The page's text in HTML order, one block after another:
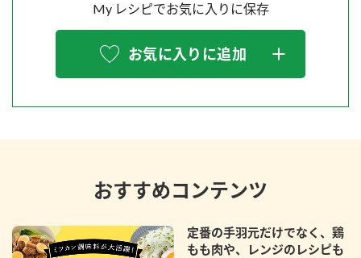
My レシピでお気に入りに保存
お気に入りに追加
おすすめコンテンツ
定番の手羽元だけでなく、鶏
もも肉や、レンジのレシピも